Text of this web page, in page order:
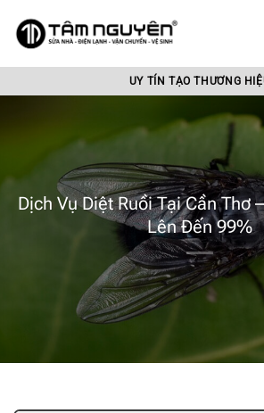
qua
dung
UY TÍN TẠO THƯƠNG
Dịch Vụ Diệt Ruồi Tại Cần Thơ
Lên Đến 99%